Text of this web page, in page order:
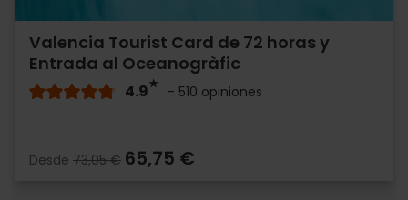
Valencia Tourist Card de 72 horas y
Entrada al Oceanogràfic
4.9 - 510 opiniones
Desde 73,05 € 65,75 €